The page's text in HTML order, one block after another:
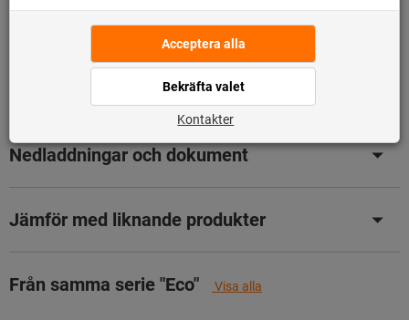
Produktdetaljer
Nedladdningar och dokument
Jämför med liknande produkter
Från samma serie "Eco" Visa alla